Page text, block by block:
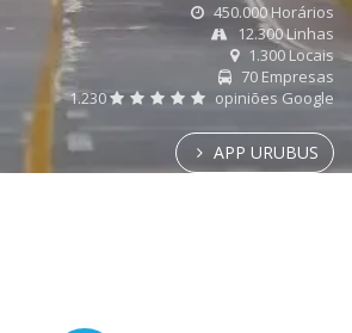
450.000 Horários
12.300 Linhas
1.300 Locais
70 Empresas
1.230
opiniões Google
APP URUBUS